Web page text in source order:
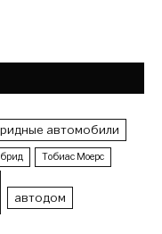
автомобили
Тобиас Моерс
автодом